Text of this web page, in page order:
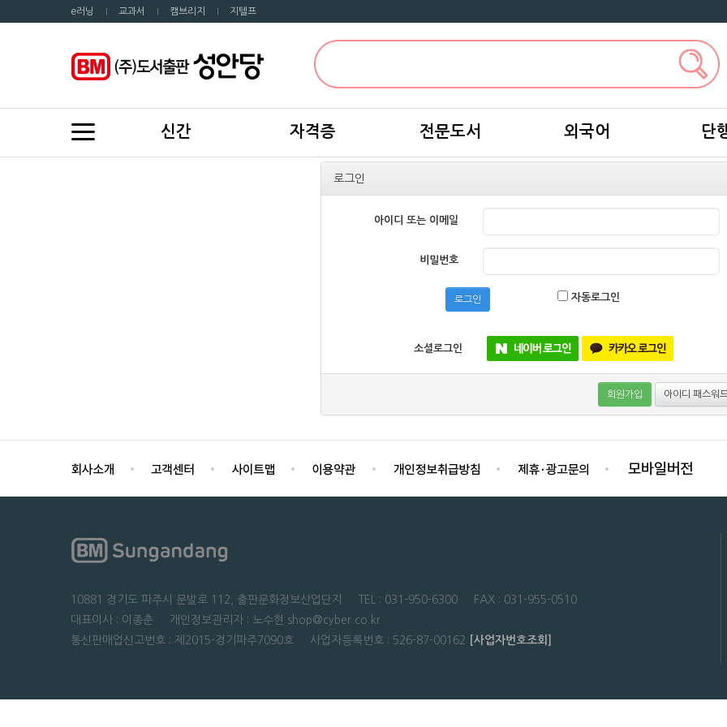
e러닝 교과서 캠브리지 지텔프
신간 자격증 전문도서 외국어 단
로그인
아이디 또는 이메일
비밀번호
로그인 자동로그인
소셜로그인
회원가입 아이디 패스워
10881 경기도 파주시 문발로 112, 출판문화정보산업단지 TEL : 031-950-6300 FAX : 031-955-0510
대표이사 : 이종춘 개인정보관리자 : 노수현 shop@cyber.co.kr
통신판매업신고번호 : 제2015-경기파주7090호 사업자등록번호 : 526-87-00162
[사업자번호조회]